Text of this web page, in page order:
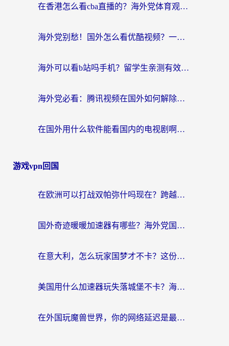
在香港怎么看cba直播的？海外党体育观赛终极指南：告别版权限制，畅享中文解说
海外党别愁！国外怎么看优酷视频？一招解决追剧、看直播难题
海外可以看b站吗手机？留学生亲测有效的回国加速指南
海外党必看：腾讯视频在国外如何解除地域限制？附优酷咪咕使用指南
在国外用什么软件能看国内的电视剧啊？留学生亲测有效的回国加速方案
游戏vpn回国
在欧洲可以打战双帕弥什吗现在？跨越延迟墙的实战指南
国外奇迹暖暖加速器有哪些？海外党国服游戏畅玩终极指南（附亲测推荐）
在意大利，怎么玩家国梦才不卡？这份终极加速指南请收好
美国用什么加速器玩失落城堡不卡？海外党亲测有效的国服游戏加速指南
在外国玩魔兽世界，你的网络延迟是最大的敌人